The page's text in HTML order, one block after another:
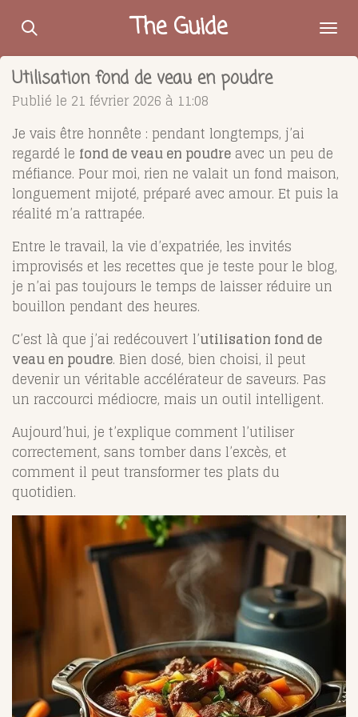
Passer
contenu
principal
The Guide
Utilisation fond de veau en poudre
Publié le 21 février 2026 à 11:08
Je vais être honnête : pendant longtemps, j’ai
regardé le fond de veau en poudre avec un peu de
méfiance. Pour moi, rien ne valait un fond maison,
longuement mijoté, préparé avec amour. Et puis la
réalité m’a rattrapée.
Entre le travail, la vie d’expatriée, les invités
improvisés et les recettes que je teste pour le blog,
je n’ai pas toujours le temps de laisser réduire un
bouillon pendant des heures.
C’est là que j’ai redécouvert l’utilisation fond de
veau en poudre. Bien dosé, bien choisi, il peut
devenir un véritable accélérateur de saveurs. Pas
un raccourci médiocre, mais un outil intelligent.
Aujourd’hui, je t’explique comment l’utiliser
correctement, sans tomber dans l’excès, et
comment il peut transformer tes plats du
quotidien.